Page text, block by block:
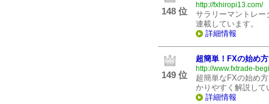
148 位
http://fxhiropi13.com/
サラリーマントレ
連載しています。
詳細情報
149 位
超簡単！FXの始め
http://www.fxtrade-
超簡単なFXの始め
かりやすく解説して
詳細情報